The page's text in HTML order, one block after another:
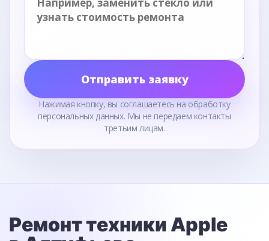
Отправить заявку
Нажимая кнопку, вы соглашаетесь на обработку
персональных данных. Мы не передаем контакты
третьим лицам.
Ремонт техники Apple